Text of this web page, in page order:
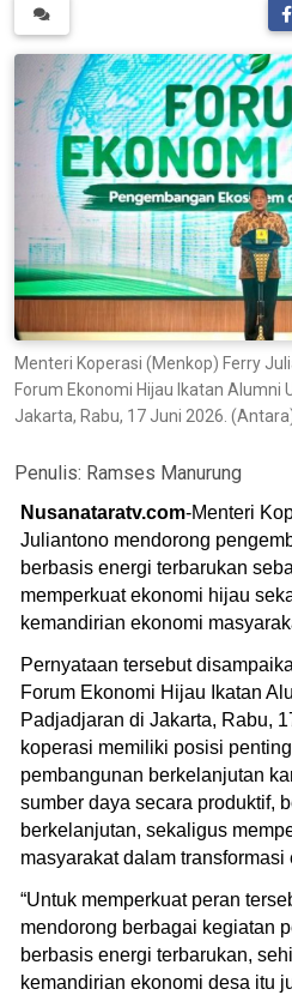
Menteri Koperasi (Menkop) Ferry
Forum Ekonomi Hijau Ikatan Alumni
Jakarta, Rabu, 17 Juni 2026.
Penulis: Ramses Manurung
Nusanataratv.com-Menteri
Juliantono mendorong
berbasis energi terbarukan
memperkuat ekonomi hijau
kemandirian ekonomi
Pernyataan tersebut
Forum Ekonomi Hijau Ikatan
Padjadjaran di Jakarta, Rabu,
koperasi memiliki posisi
pembangunan berkelanjutan
sumber daya secara produktif,
berkelanjutan, sekaligus
masyarakat dalam
“Untuk memperkuat peran
mendorong berbagai kegiatan
berbasis energi terbarukan,
kemandirian ekonomi desa itu